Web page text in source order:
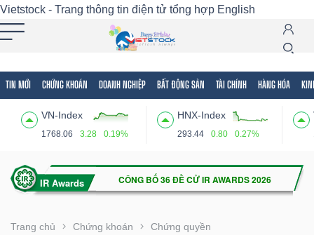
Vietstock - Trang thông tin điện tử tổng hợp English
TIN MỚI CHỨNG KHOÁN DOANH NGHIỆP BẤT ĐỘNG SẢN TÀI CHÍNH HÀNG HÓA
VN-Index
1768.06 3.28 0.19%
HNX-Index
293.44 0.80 0.27%
Trang chủ Chứng khoán Chứng quyền
Tất cả Tính năng Ngành Mã chứng khoán
Tính
(-)
VIETSTOCK